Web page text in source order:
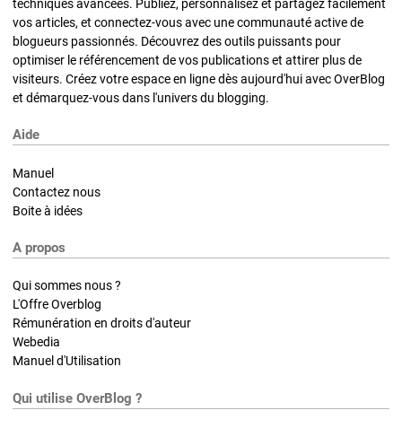
techniques avancées. Publiez, personnalisez et partagez facilement
vos articles, et connectez-vous avec une communauté active de
blogueurs passionnés. Découvrez des outils puissants pour
optimiser le référencement de vos publications et attirer plus de
visiteurs. Créez votre espace en ligne dès aujourd'hui avec OverBlog
et démarquez-vous dans l'univers du blogging.
Aide
Manuel
Contactez nous
Boite à idées
A propos
Qui sommes nous ?
L'Offre Overblog
Rémunération en droits d'auteur
Webedia
Manuel d'Utilisation
Qui utilise OverBlog ?